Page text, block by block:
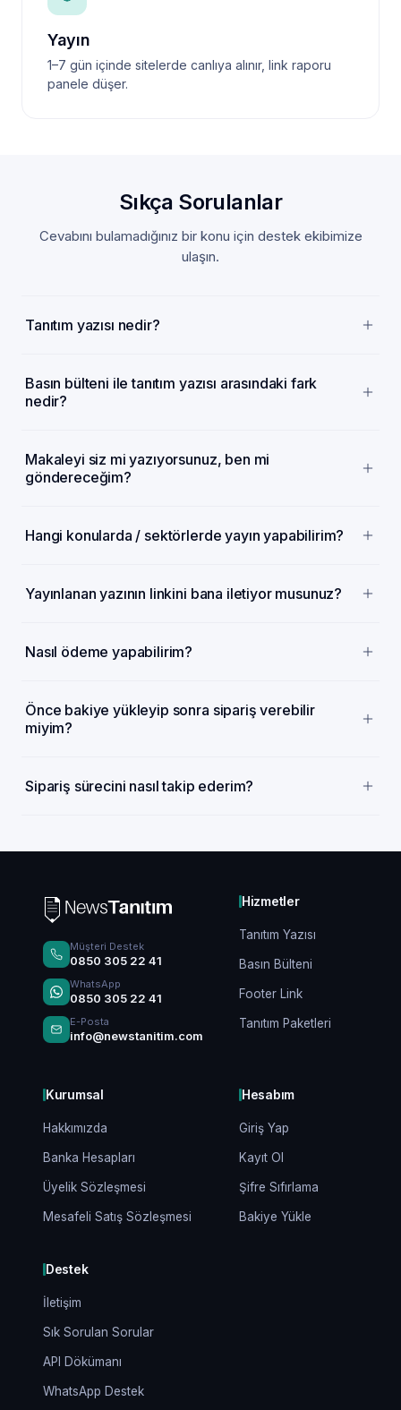
Yayın
1–7 gün içinde sitelerde canlıya alınır, link raporu
panele düşer.
Sıkça Sorulanlar
Cevabını bulamadığınız bir konu için destek ekibimize
ulaşın.
Tanıtım yazısı nedir?
Basın bülteni ile tanıtım yazısı arasındaki fark
nedir?
Makaleyi siz mi yazıyorsunuz, ben mi
göndereceğim?
Hangi konularda / sektörlerde yayın yapabilirim?
Yayınlanan yazının linkini bana iletiyor musunuz?
Nasıl ödeme yapabilirim?
Önce bakiye yükleyip sonra sipariş verebilir
miyim?
Sipariş sürecini nasıl takip ederim?
Müşteri Destek
0850 305 22 41
WhatsApp
0850 305 22 41
E-Posta
info@newstanitim.com
Hizmetler
Tanıtım Yazısı
Basın Bülteni
Footer Link
Tanıtım Paketleri
Kurumsal
Hakkımızda
Banka Hesapları
Üyelik Sözleşmesi
Mesafeli Satış Sözleşmesi
Hesabım
Giriş Yap
Kayıt Ol
Şifre Sıfırlama
Bakiye Yükle
Destek
İletişim
Sık Sorulan Sorular
API Dökümanı
WhatsApp Destek